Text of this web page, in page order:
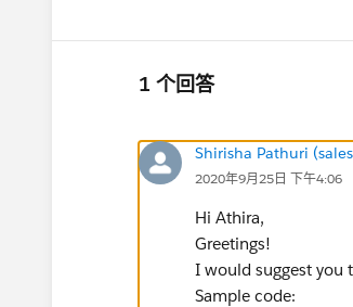
1 个回答
Shirisha Pathuri
2020年9月25日 下午4:06
Hi Athira,
Greetings!
I would suggest you
Sample code: